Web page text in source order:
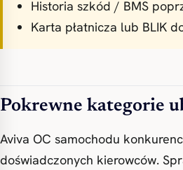
Historia szkód / BMS
Karta płatnicza lub BLIK
Pokrewne kategorie
Aviva OC samochodu
doświadczonych kierowców.